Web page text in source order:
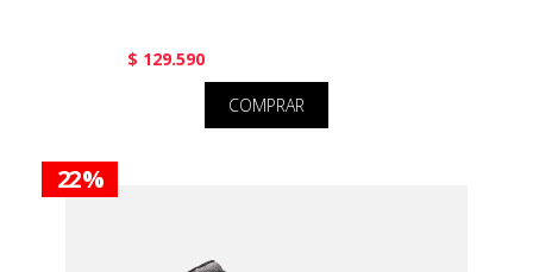
$ 129.590
COMPRAR
22 %